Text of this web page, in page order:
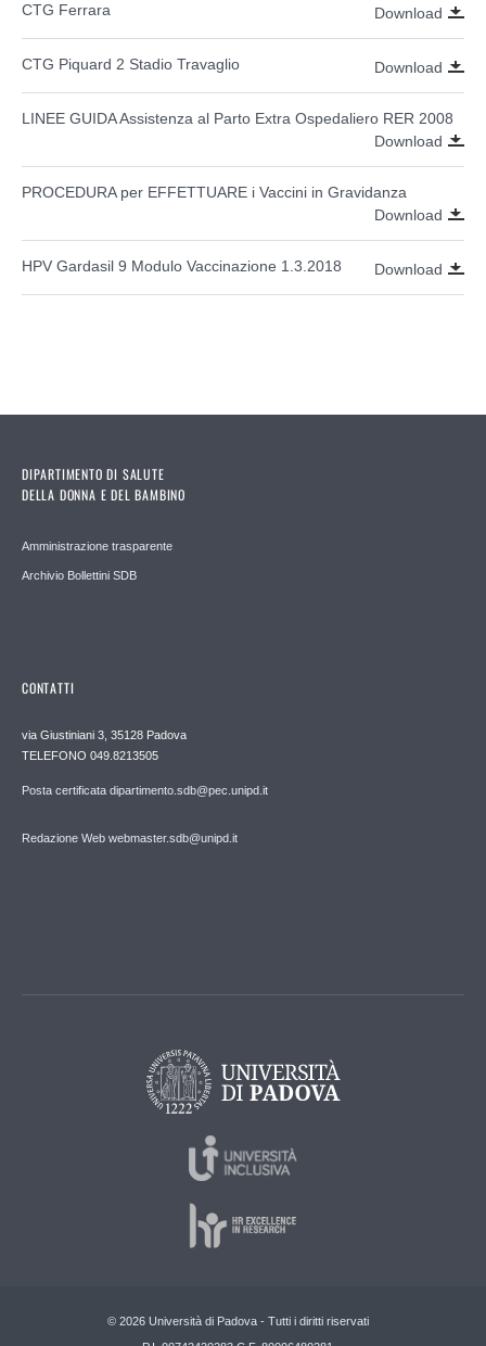
CTG Ferrara Download
CTG Piquard 2 Stadio Travaglio Download
LINEE GUIDA Assistenza al Parto Extra Ospedaliero RER 2008
Download
PROCEDURA per EFFETTUARE i Vaccini in Gravidanza
Download
HPV Gardasil 9 Modulo Vaccinazione 1.3.2018 Download
DIPARTIMENTO DI SALUTE
DELLA DONNA E DEL BAMBINO
Amministrazione trasparente
Archivio Bollettini SDB
CONTATTI
via Giustiniani 3, 35128 Padova
TELEFONO 049.8213505
Posta certificata dipartimento.sdb@pec.unipd.it
Redazione Web webmaster.sdb@unipd.it
© 2026 Università di Padova - Tutti i diritti riservati